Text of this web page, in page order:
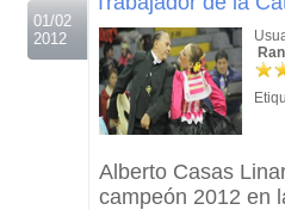
01/02
2012
Alberto Casas
campeón 2012 en